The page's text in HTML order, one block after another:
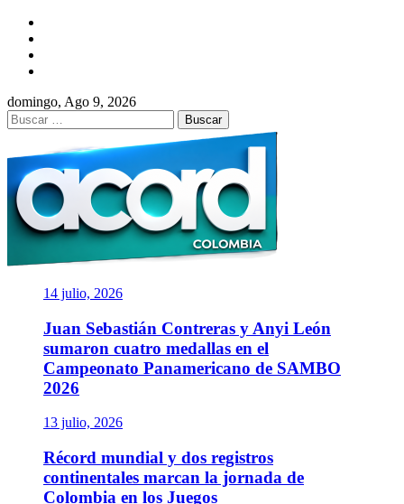
Saltar
contenido
domingo, Ago 9, 2026
Buscar:
Asociación de Periodistas Deportivos
14 julio, 2026
Juan Sebastián Contreras y Anyi León
sumaron cuatro medallas en el
Campeonato Panamericano de SAMBO
2026
13 julio, 2026
Récord mundial y dos registros
continentales marcan la jornada de
Colombia en los Juegos